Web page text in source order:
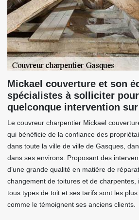
Mickael couverture et son
spécialistes à solliciter
quelconque intervention
Le couvreur charpentier Mickael
qui bénéficie de la confiance des
dans toute la ville de ville de Gasques,
dans ses environs. Proposant des
d’une grande qualité en matière de
changement de toitures et de charpentes,
tous types de toit et ses tarifs sont les
comme le témoignent ses anciens clients.